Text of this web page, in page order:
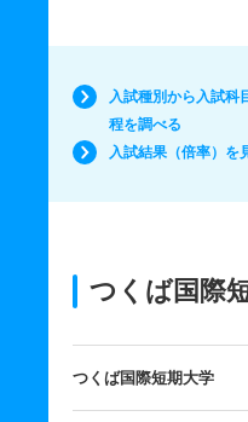
入試種別から入試科
程を調べる
入試結果（倍率）を
つくば国際
つくば国際短期大学